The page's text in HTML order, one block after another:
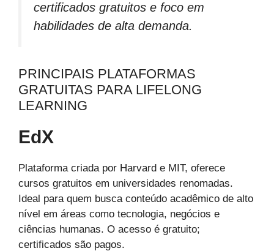
certificados gratuitos e foco em
habilidades de alta demanda.
PRINCIPAIS PLATAFORMAS
GRATUITAS PARA LIFELONG
LEARNING
EdX
Plataforma criada por Harvard e MIT, oferece
cursos gratuitos em universidades renomadas.
Ideal para quem busca conteúdo acadêmico de alto
nível em áreas como tecnologia, negócios e
ciências humanas. O acesso é gratuito;
certificados são pagos.